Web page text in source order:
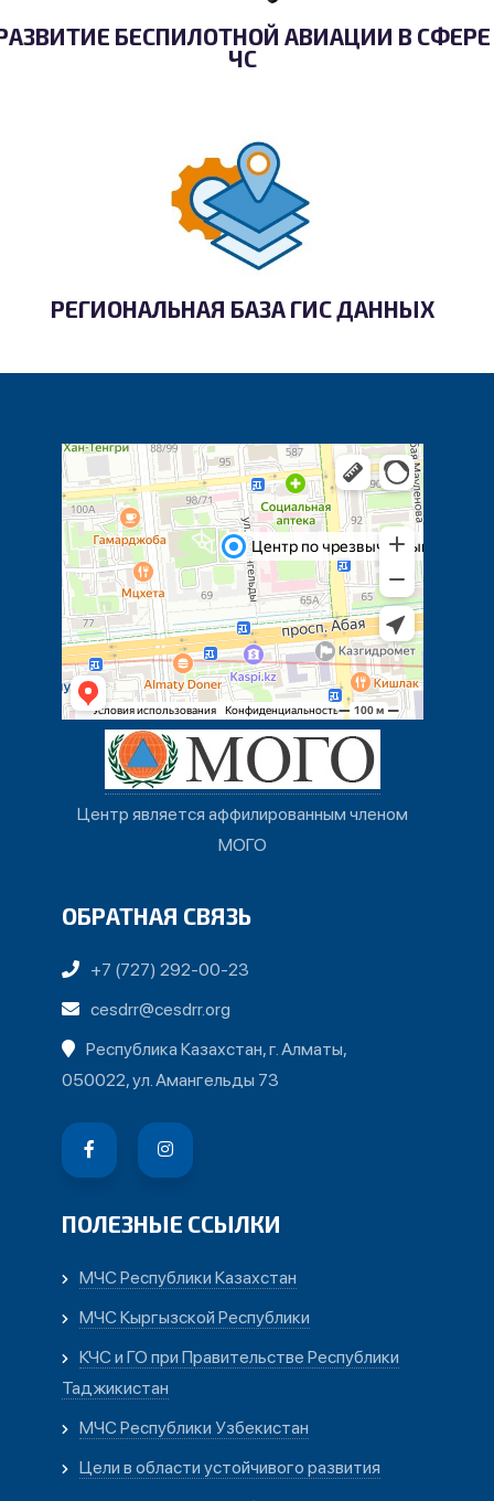
БЕСПИЛОТНОЙ АВИАЦИИ В СФЕРЕ
ЧС
РЕГИОНАЛЬНАЯ БАЗА ГИС ДАННЫХ
Центр является аффилированным членом
МОГО
ОБРАТНАЯ СВЯЗЬ
+7 (727) 292-00-23
cesdrr@cesdrr.org
Республика Казахстан, г. Алматы,
050022, ул. Амангельды 73
ПОЛЕЗНЫЕ ССЫЛКИ
МЧС Республики Казахстан
МЧС Кыргызской Республики
КЧС и ГО при Правительстве Республики
Таджикистан
МЧС Республики Узбекистан
Цели в области устойчивого развития